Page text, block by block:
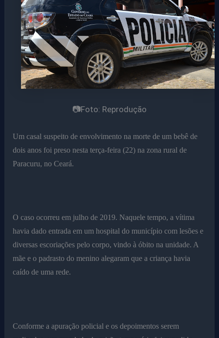
📷Foto: Reprodução
Um casal suspeito de envolvimento na morte de um bebê de
dois anos foi preso nesta terça-feira (22) na zona rural de
Paracuru, no Ceará.
O caso ocorreu em julho de 2019. Naquele tempo, a vítima
havia dado entrada em um hospital do município com lesões e
diversas escoriações pelo corpo, vindo à óbito na unidade. A
mãe e o padrasto do menino alegaram que a criança havia
caído de uma rede.
Conforme a apuração policial e os depoimentos serem